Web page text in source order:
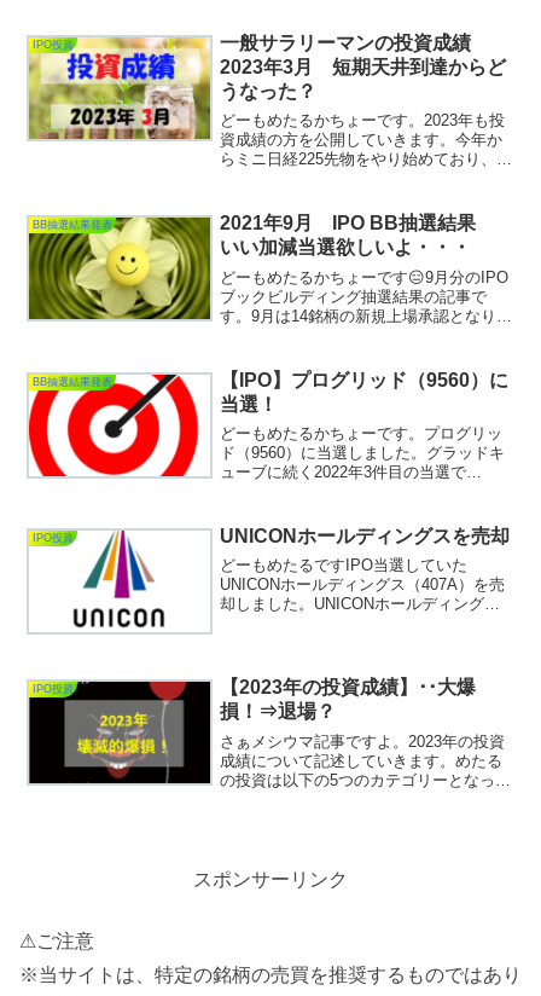
ほ証券（200株）・マネックス証券（200
株...
IPO投資
一般サラリーマンの投資成績
2023年3月 短期天井到達からど
うなった？
どーもめたるかちょーです。2023年も投
資成績の方を公開していきます。今年か
らミニ日経225先物をやり始めており、3
（BB当選→初値売却）➋単元株投資
（短・中期スイン...
BB抽選結果発表
2021年9月 IPO BB抽選結果
いい加減当選欲しいよ・・・
どーもめたるかちょーです😑9月分のIPO
ブックビルディング抽選結果の記事で
す。9月は14銘柄の新規上場承認となりま
めでとう」しかリプ出来ない自分が情け
ない...
BB抽選結果発表
【IPO】プログリッド（9560）に
当選！
どーもめたるかちょーです。プログリッ
ド（9560）に当選しました。グラッドキ
ューブに続く2022年3件目の当選で
（4176）以来ですので1年半振りですね。
IPO投資 UNICONホールディングスを売却
どーもめたるですIPO当選していた
UNICONホールディングス（407A）を売
却しました。UNICONホールディングス
1,06...
IPO投資
【2023年の投資成績】･･大爆
損！⇒退場？
さぁメシウマ記事ですよ。2023年の投資
成績について記述していきます。めたる
の投資は以下の5つのカテゴリーとなって
スポンサーリンク
⚠ご注意
※当サイトは、特定の銘柄の売買を推奨するものではあり